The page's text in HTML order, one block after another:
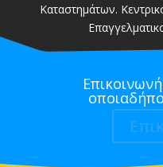
Καταστημάτων.